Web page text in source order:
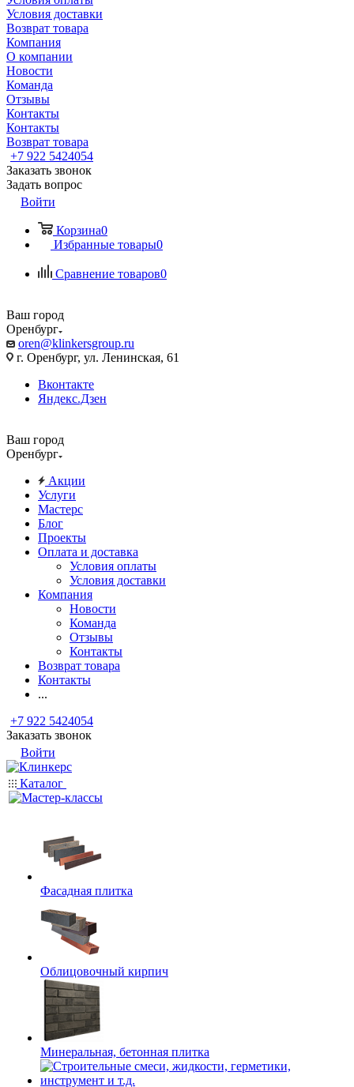
Условия доставки
Возврат товара
Компания
О компании
Новости
Команда
Отзывы
Контакты
Контакты
Возврат товара
+7 922 5424054
Заказать звонок
Задать вопрос
Войти
Корзина0
Избранные товары0
Сравнение товаров0
Ваш город
Оренбург
oren@klinkersgroup.ru
г. Оренбург, ул. Ленинская, 61
Вконтакте
Яндекс.Дзен
Ваш город
Оренбург
Акции
Услуги
Мастерс
Блог
Проекты
Оплата и доставка
Условия оплаты
Условия доставки
Компания
Новости
Команда
Отзывы
Контакты
Возврат товара
Контакты
...
+7 922 5424054
Заказать звонок
Войти
Каталог
Фасадная плитка
Облицовочный кирпич
Минеральная, бетонная плитка